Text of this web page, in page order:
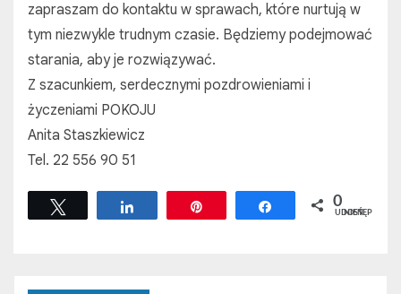
zapraszam do kontaktu w sprawach, które nurtują w
tym niezwykle trudnym czasie. Będziemy podejmować
starania, aby je rozwiązywać.
Z szacunkiem, serdecznymi pozdrowieniami i
życzeniami POKOJU
Anita Staszkiewicz
Tel. 22 556 90 51
Udostępnij Udostępnij
0
UDOSTĘPNIEŃ